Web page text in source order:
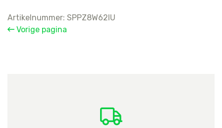
Ultra
Rear
Artikelnummer: SPPZ8W62IU
Vorige pagina